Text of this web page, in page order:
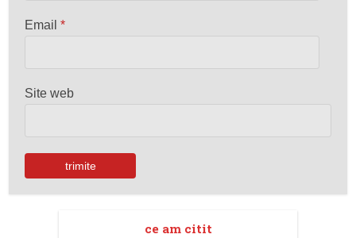
Email*
Site web
ce am citit